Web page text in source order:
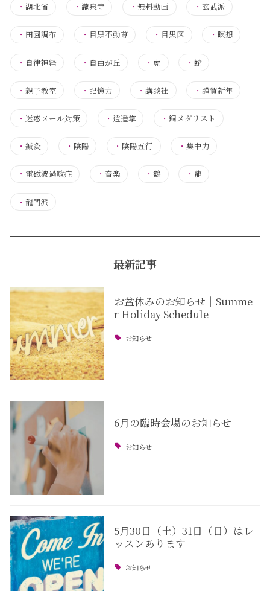
・ 湖北省 ・瀧泉寺 ・無料動画 ・ 玄武派
・ 田園調布 ・ 目黒不動尊 ・ 目黒区 ・ 瞑想
・ 自律神経 ・ 自由が丘 ・ 虎 ・ 蛇
・ 親子教室 ・記憶力 ・講談社 ・ 謹賀新年
・ 迷惑メール対策 ・逍遥掌 ・銅メダリスト
・ 鍼灸 ・ 陰陽 ・ 陰陽五行 ・ 集中力
・ 電磁波過敏症 ・音楽 ・鶴 ・ 龍
・ 龍門派
最新記事
お盆休みのお知らせ｜Summe
r Holiday Schedule
お知らせ
6月の臨時会場のお知らせ
お知らせ
5月30日（土）31日（日）はレ
ッスンあります
お知らせ